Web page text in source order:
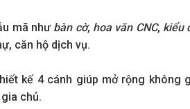
mã như bàn cờ, hoa văn CNC, kiểu
căn hộ dịch vụ.
kế 4 cánh giúp mở rộng không
chủ.